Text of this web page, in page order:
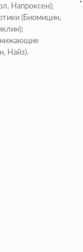
Напроксен);
(Биомицин,
Найз).